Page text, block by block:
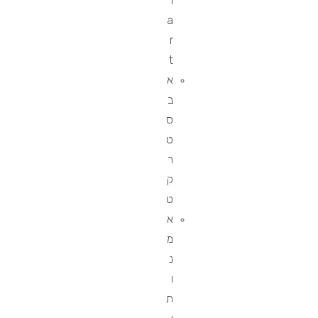
a
r
t
א
ב
ס
ט
ר
ק
ט
א
מ
נ
ו
ת